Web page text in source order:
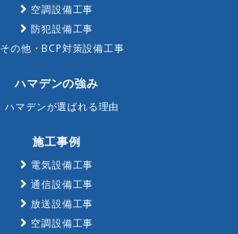
空調設備工事
防犯設備工事
その他・BCP対策設備工事
ハマデンの強み
ハマデンが選ばれる理由
施工事例
電気設備工事
通信設備工事
放送設備工事
空調設備工事